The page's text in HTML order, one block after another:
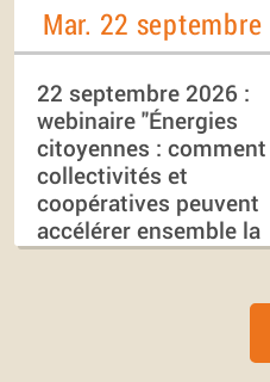
Mar. 22 septembre
22 septembre 2026 :
webinaire "Énergies
citoyennes : comment
collectivités et
coopératives peuvent
accélérer ensemble la
transition énergétique